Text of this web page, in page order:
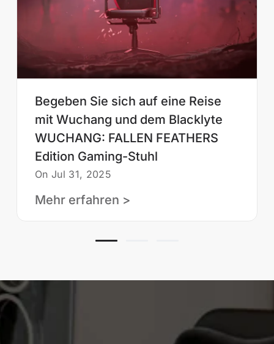
Begeben Sie sich auf eine Reise
mit Wuchang und dem Blacklyte
WUCHANG: FALLEN FEATHERS
Edition Gaming-Stuhl
On Jul 31, 2025
Mehr erfahren >